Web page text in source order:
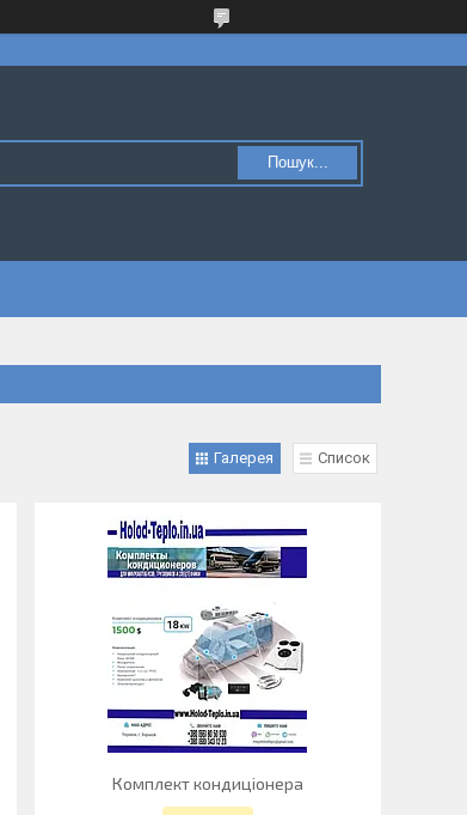
Пошук...
Галерея Список
Комплект кондиціонера